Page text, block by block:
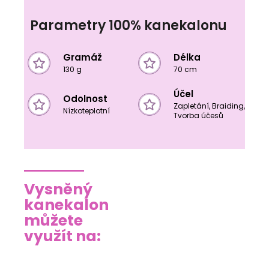
Parametry 100% kanekalonu
Gramáž
130 g
Délka
70 cm
Odolnost
Nízkoteplotní
Účel
Zapletání, Braiding,
Tvorba účesů
Vysněný
kanekalon
můžete
využít na: